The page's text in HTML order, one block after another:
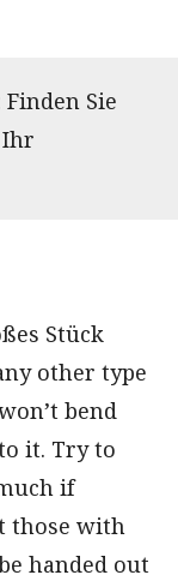
Finden Sie
Stück
other type
bend
it. Try to
if
those with
handed out